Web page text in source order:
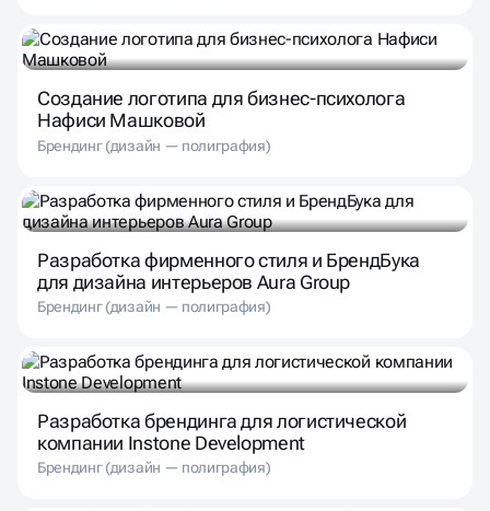
Создание логотипа для бизнес-психолога
Нафиси Машковой
Брендинг (дизайн — полиграфия)
Разработка фирменного стиля и БрендБука
для дизайна интерьеров Aura Group
Брендинг (дизайн — полиграфия)
Разработка брендинга для логистической
компании Instone Development
Брендинг (дизайн — полиграфия)